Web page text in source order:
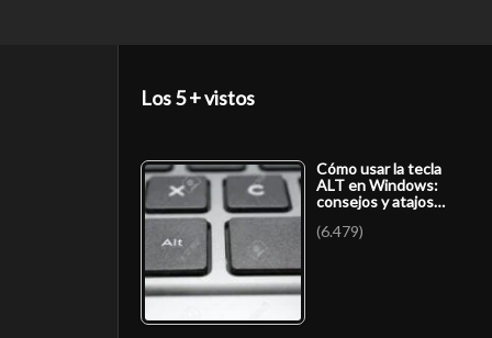
Los 5 + vistos
Cómo usar la tecla
ALT en Windows:
consejos y atajos…
(6.479)